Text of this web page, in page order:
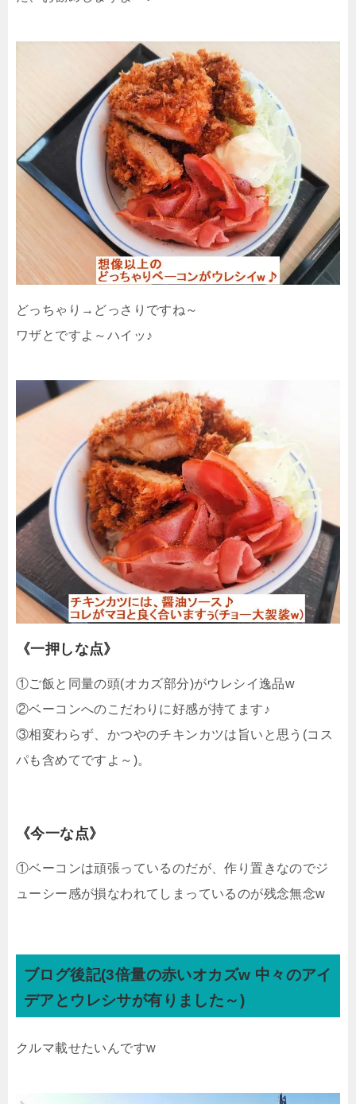
どっちゃり→どっさりですね～
ワザとですよ～ハイッ♪
《一押しな点》
①ご飯と同量の頭(オカズ部分)がウレシイ逸品w
②ベーコンへのこだわりに好感が持てます♪
③相変わらず、かつやのチキンカツは旨いと思う(コス
パも含めてですよ～)。
《今一な点》
①ベーコンは頑張っているのだが、作り置きなのでジ
ューシー感が損なわれてしまっているのが残念無念w
ブログ後記(3倍量の赤いオカズw 中々のアイ
デアとウレシサが有りました～)
クルマ載せたいんですw